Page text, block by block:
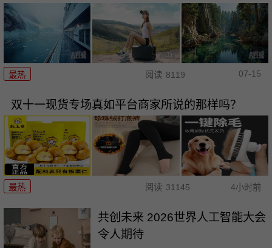
最热 阅读 8119 07-15
双十一现货专场真如平台商家所说的那样吗？
最热 阅读 31145 4小时前
共创未来 2026世界人工智能大会
令人期待